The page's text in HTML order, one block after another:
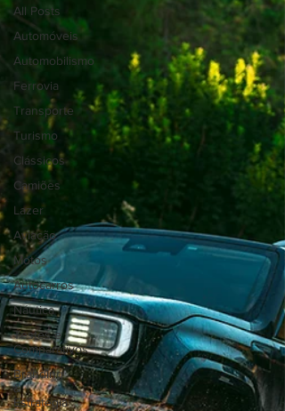
All Posts
Automóveis
Automobilismo
Ferrovia
Transporte
Turismo
Clássicos
Camiões
Lazer
Aviação
Motos
Autocarros
Náutica
Testes e
Comparativos
Branding
&
Estratégia